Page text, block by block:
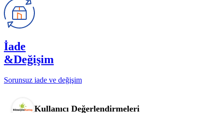
İade
&Değişim
Sorunsuz iade ve değişim
Kullanıcı Değerlendirmeleri